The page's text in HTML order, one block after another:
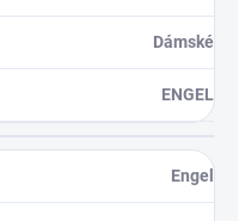
Dámské
ENGEL
Engel